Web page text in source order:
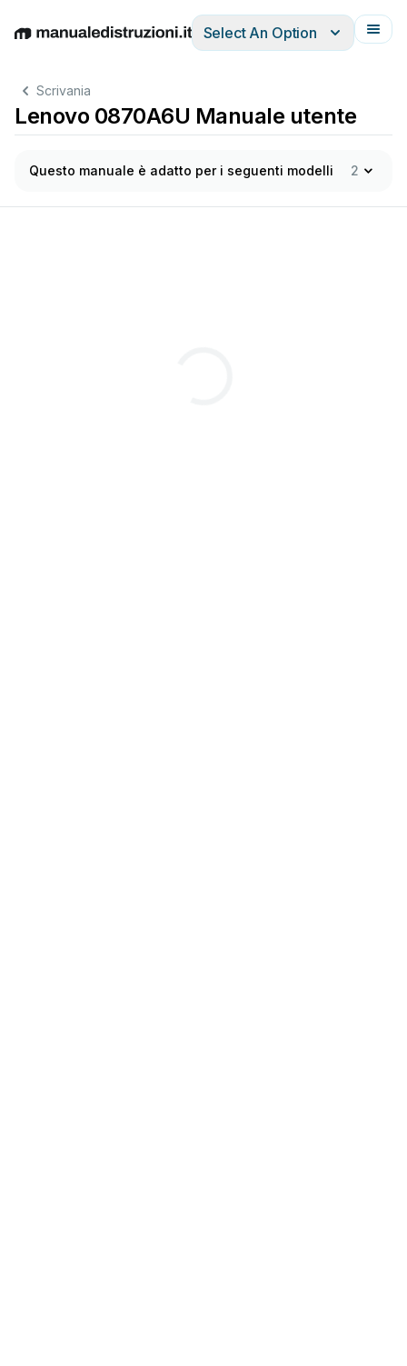
EnglishDeutschEspañolItalianoFrançais
Select An Option
Scrivania
Lenovo 0870A6U Manuale utente
Questo manuale è adatto per i seguenti modelli 2